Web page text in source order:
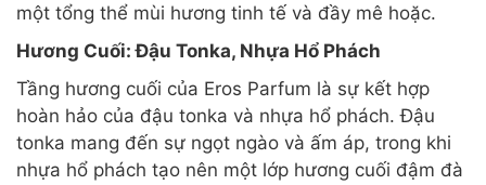
một tổng thể mùi hương tinh tế và đầy mê hoặc.
Hương Cuối: Đậu Tonka, Nhựa Hổ Phách
Tầng hương cuối của Eros Parfum là sự kết hợp
hoàn hảo của đậu tonka và nhựa hổ phách. Đậu
tonka mang đến sự ngọt ngào và ấm áp, trong khi
nhựa hổ phách tạo nên một lớp hương cuối đậm đà